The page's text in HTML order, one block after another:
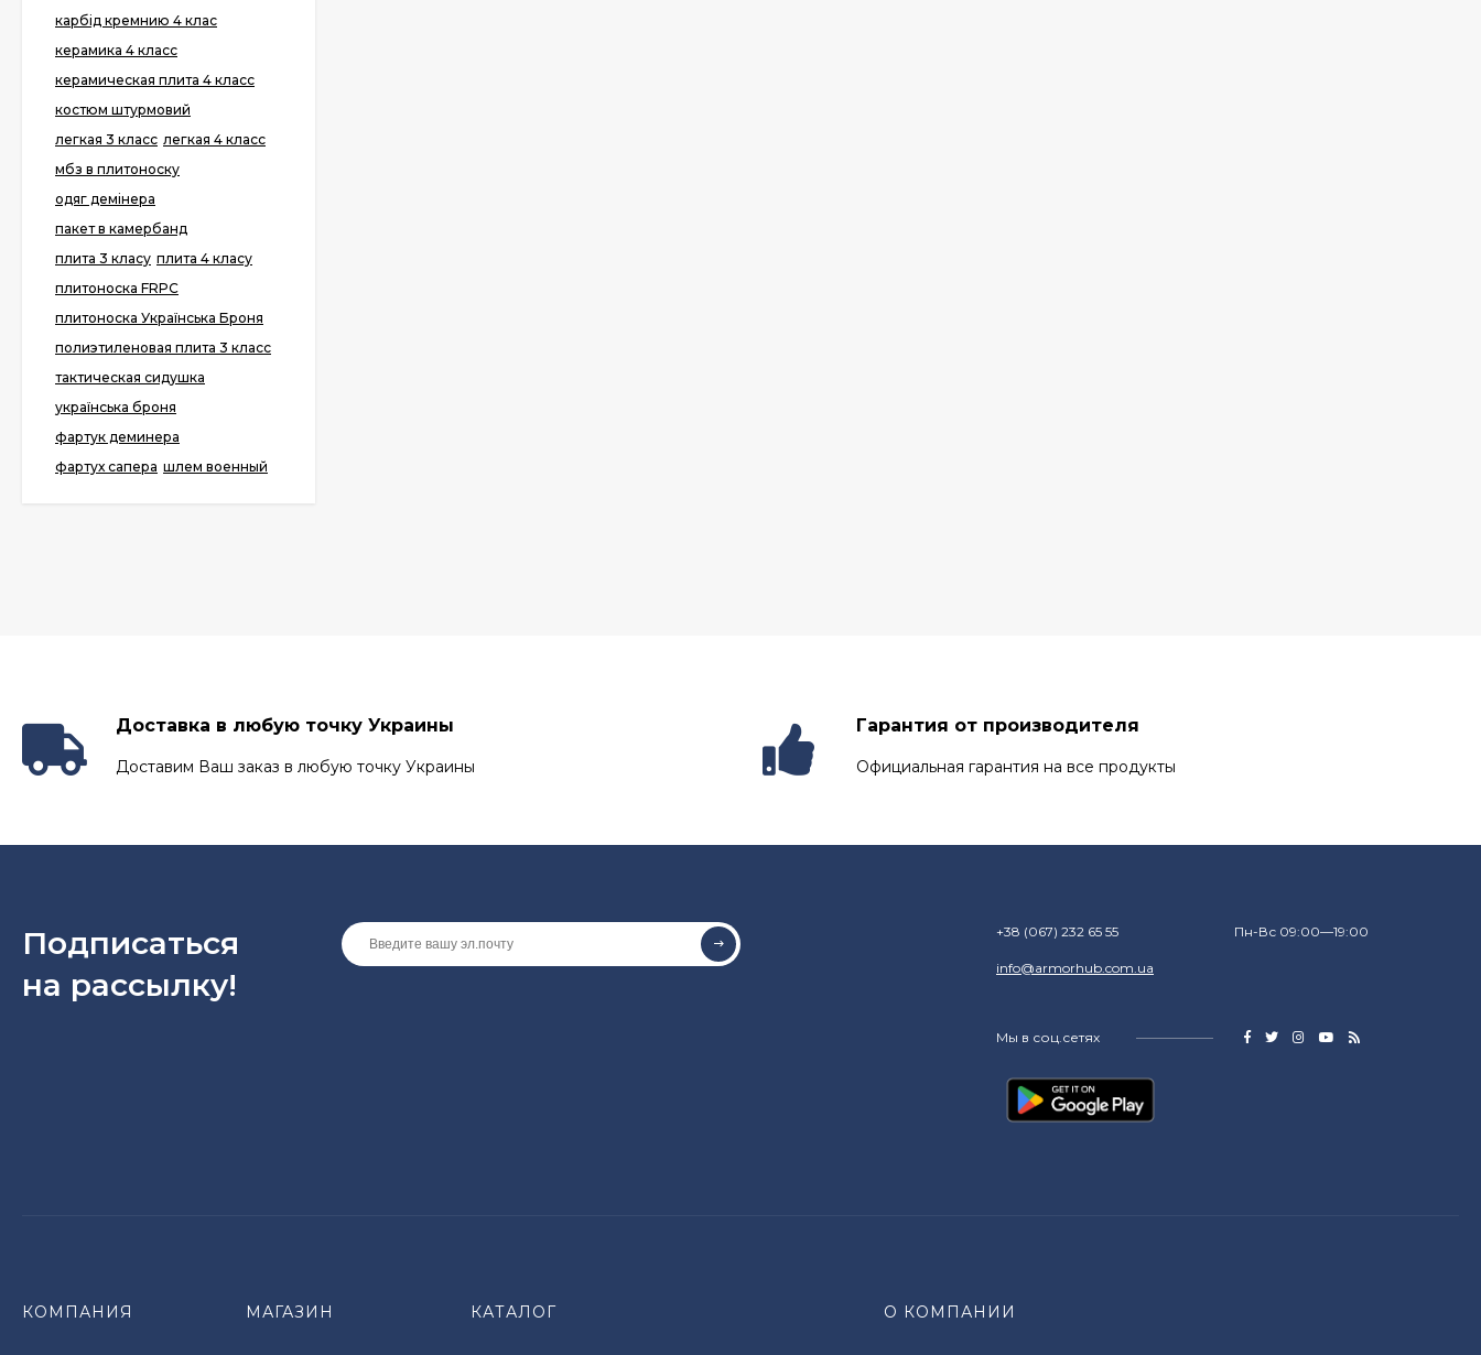
карбід кремнию 4 клас
керамика 4 класс
керамическая плита 4 класс
костюм штурмовий
легкая 3 класс легкая 4 класс
мбз в плитоноску
одяг демінера
пакет в камербанд
плита 3 класу плита 4 класу
плитоноска FRPC
плитоноска Українська Броня
полиэтиленовая плита 3 класс
тактическая сидушка
українська броня
фартук деминера
фартух сапера шлем военный
Доставка в любую точку Украины
Доставим Ваш заказ в любую точку Украины
Гарантия от производителя
Официальная гарантия на все продукты
Подписаться
на рассылкy!
+38 (067) 232 65 55
info@armorhub.com.ua
Пн-Вс 09:00—19:00
Мы в соц.сетях
КОМПАНИЯ МАГАЗИН КАТАЛОГ О КОМПАНИИ